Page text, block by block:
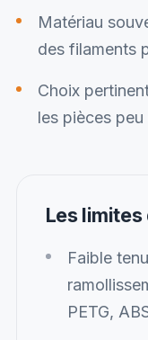
Matériau
des filaments
Choix
les pièces
Les limites
Faible
PETG,